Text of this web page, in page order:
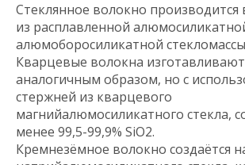
Стеклянное волокно производится
из расплавленной
алюмоборосиликатной
Кварцевые волокна
аналогичным образом, но с
стержней из кварцевого
магнийалюмосиликатного стекла,
менее 99,5-99,9% SiO2.
Кремнезёмное волокно создаётся